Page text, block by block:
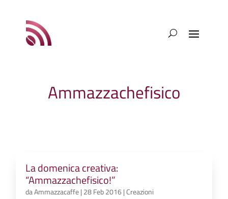
Ammazzachefisico
La domenica creativa:
“Ammazzachefisico!”
daAmmazzacaffe| 28 Feb 2016|Creazioni